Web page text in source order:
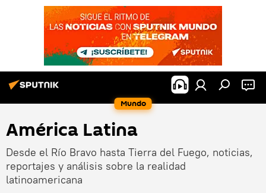
Mundo
América Latina
Desde el Río Bravo hasta Tierra del Fuego, noticias,
reportajes y análisis sobre la realidad
latinoamericana